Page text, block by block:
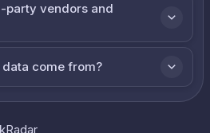
party vendors and
come from?